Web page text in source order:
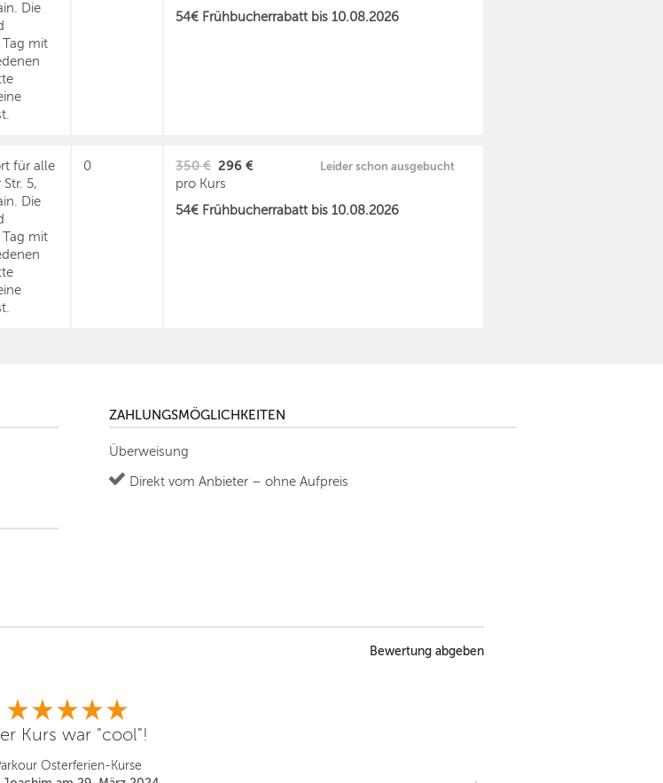
Die
mit
54€ Frühbucherrabatt bis 10.08.2026
für alle
5,
Die
mit
0 350 € 296 €
pro Kurs
Leider schon ausgebucht
54€ Frühbucherrabatt bis 10.08.2026
ZAHLUNGSMÖGLICHKEITEN
Überweisung
Direkt vom Anbieter – ohne Aufpreis
Bewertung abgeben
Kurs war "cool"!
Osterferien-Kurse